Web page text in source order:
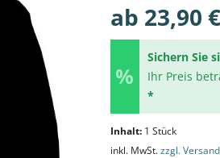
ab 23,90
Sichern Sie
Ihr Preis
*
Inhalt: 1 Stück
inkl. MwSt.zzgl.